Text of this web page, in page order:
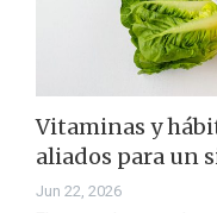
Vitaminas y
aliados para un
Jun 22, 2026